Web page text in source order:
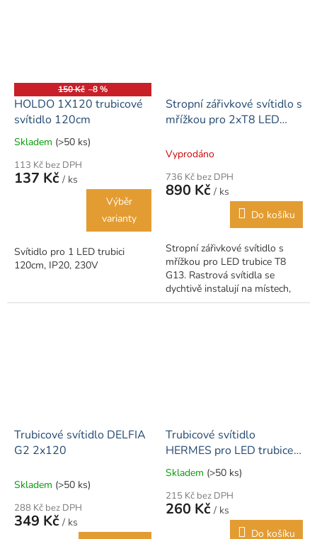
150 Kč –8 %
HOLDO 1X120 trubicové
svítidlo 120cm
Průměrné
produktu
je
Skladem (>50 ks)
113 Kč bez DPH
137 Kč / ks
Výběr
varianty
Svítidlo pro 1 LED trubici
120cm, IP20, 230V
Stropní zářivkové svítidlo s
mřížkou pro 2xT8 LED
Vyprodáno
736 Kč bez DPH
890 Kč / ks
Do košíku
Stropní zářivkové svítidlo s
mřížkou pro LED trubice T8
G13. Rastrová svítidla se
dychtivě instalují na místech,
jako jsou konferenční
Trubicové svítidlo DELFIA
G2 2x120
Skladem (>50 ks)
288 Kč bez DPH
349 Kč / ks
Trubicové svítidlo
HERMES pro LED trubice,
120 cm, IP65
Průměrné
produktu
je
Skladem (>50 ks)
215 Kč bez DPH
260 Kč / ks
Do košíku